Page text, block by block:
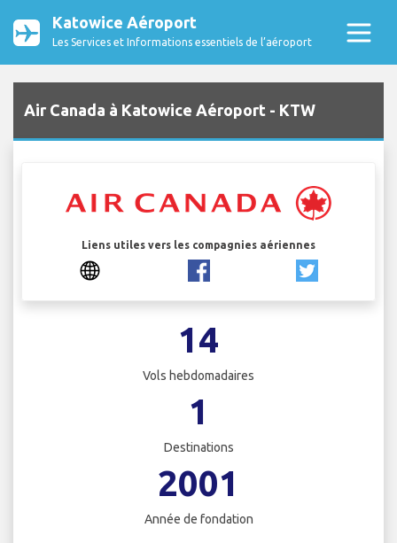
Katowice Aéroport
Les Services et Informations essentiels de l’aéroport
Air Canada à Katowice Aéroport - KTW
Liens utiles vers les compagnies aériennes
14
Vols hebdomadaires
1
Destinations
2001
Année de fondation